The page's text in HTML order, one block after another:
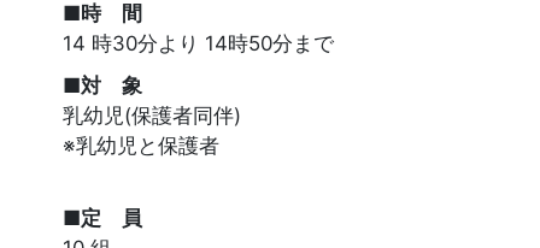
■時 間
14 時30分より 14時50分まで
■対 象
乳幼児(保護者同伴)
※乳幼児と保護者
■定 員